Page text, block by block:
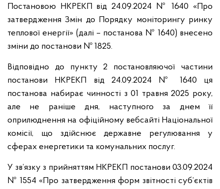
Постановою НКРЕКП від 24.09.2024 № 1640 «Про
затвердження Змін до Порядку моніторингу ринку
теплової енергії» (далі – постанова № 1640) внесено
зміни до постанови № 1825.
Відповідно до пункту 2 постановляючої частини
постанови НКРЕКП від 24.09.2024 № 1640 ця
постанова набирає чинності з 01 травня 2025 року,
але не раніше дня, наступного за днем її
оприлюднення на офіційному вебсайті Національної
комісії, що здійснює державне регулювання у
сферах енергетики та комунальних послуг.
У зв’язку з прийняттям НКРЕКП постанови 03.09.2024
№ 1554 «Про затвердження форм звітності суб’єктів